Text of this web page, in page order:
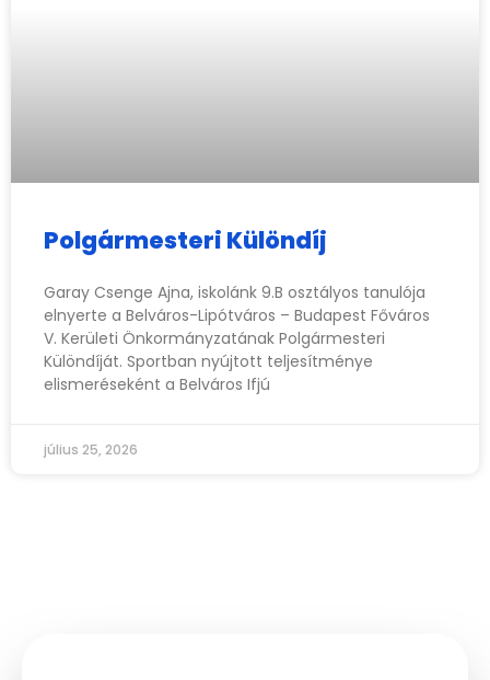
Polgármesteri Különdíj
Garay Csenge Ajna, iskolánk 9.B osztályos tanulója
elnyerte a Belváros-Lipótváros – Budapest Főváros
V. Kerületi Önkormányzatának Polgármesteri
Különdíját. Sportban nyújtott teljesítménye
elismeréseként a Belváros Ifjú
július 25, 2026